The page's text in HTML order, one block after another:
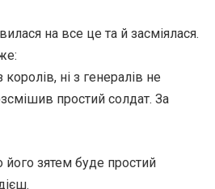
на все це та й засміялася.
королів, ні з генералів не
простий солдат. За
його зятем буде простий